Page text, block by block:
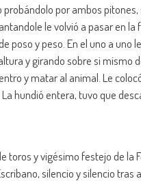
por ambos
le volvió a pasar en
poso y peso. En el uno a uno
y girando sobre si mismo
y matar al animal. Le
hundió entera, tuvo que
toros y vigésimo festejo de la
silencio y silencio tras